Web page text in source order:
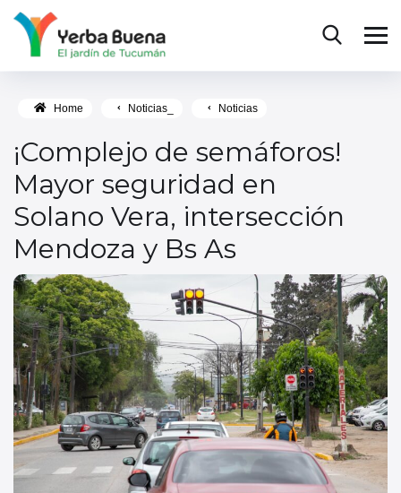
Home Noticias_ Noticias
¡Complejo de semáforos!
Mayor seguridad en
Solano Vera, intersección
Mendoza y Bs As